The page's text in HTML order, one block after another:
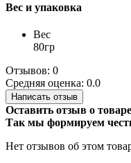
Вес и упаковка
Вес
80гр
Отзывов: 0
Средняя оценка: 0.0
Написать отзыв
Оставить отзыв о
Так мы формируем
Нет отзывов об этом